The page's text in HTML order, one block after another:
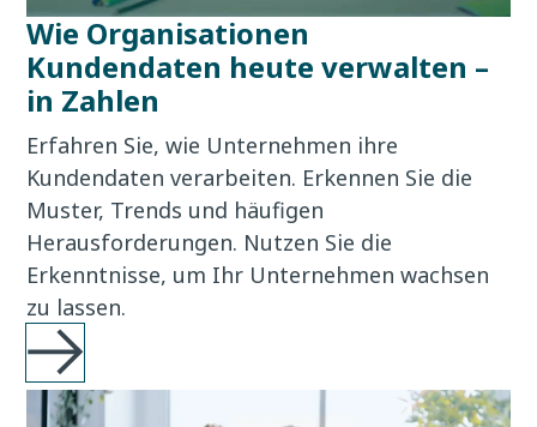
Wie Organisationen
Kundendaten heute verwalten –
in Zahlen
Erfahren Sie, wie Unternehmen ihre
Kundendaten verarbeiten. Erkennen Sie die
Muster, Trends und häufigen
Herausforderungen. Nutzen Sie die
Erkenntnisse, um Ihr Unternehmen wachsen
zu lassen.